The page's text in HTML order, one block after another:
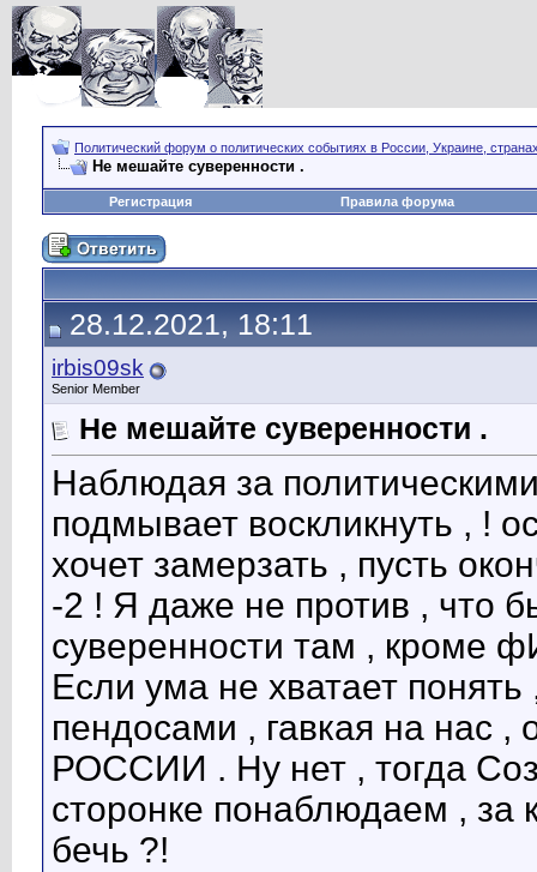
Политический форум о политических событиях в России, Украине,
Не мешайте суверенности .
Регистрация Правила форума
28.12.2021, 18:11
irbis09sk
Senior Member
Не мешайте суверенности .
Наблюдая за
подмывает воскликнуть , !
хочет замерзать , пусть
-2 ! Я даже не против , что
суверенности там ,
Если ума не хватает
пендосами , гавкая на нас ,
РОССИИ . Ну нет , тогда
сторонке понаблюдаем , за
бечь ?!